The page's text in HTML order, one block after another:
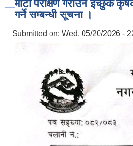
माटो परीक्षण गराउन ईच्छुक
गर्ने सम्बन्धी सूचना ।
Submitted on: Wed, 05/20/2026 -